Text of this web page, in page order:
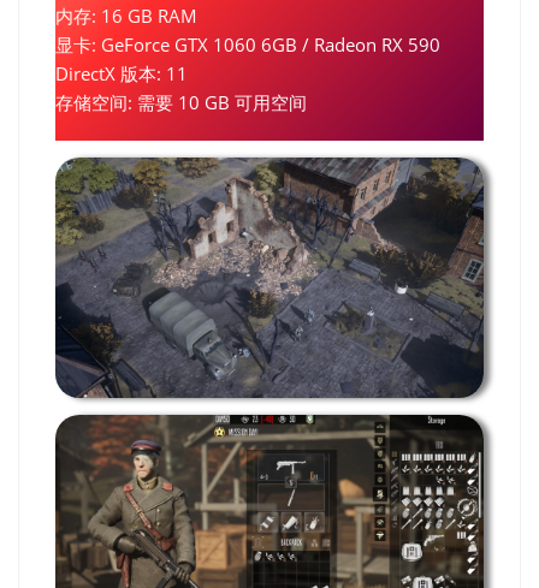
内存: 16 GB RAM
显卡: GeForce GTX 1060 6GB / Radeon RX 590
DirectX 版本: 11
存储空间: 需要 10 GB 可用空间